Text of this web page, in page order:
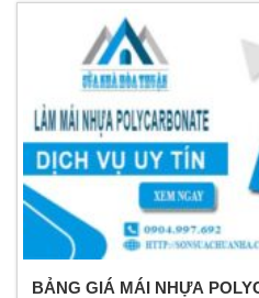
BẢNG GIÁ MÁI NHỰA